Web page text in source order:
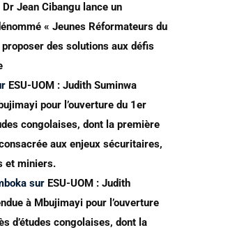
Jean Cibangu lance un
« Jeunes Réformateurs du
proposer des solutions aux défis
ESU-UOM : Judith Suminwa
pour l’ouverture du 1er
congolaises, dont la première
aux enjeux sécuritaires,
et miniers.
sur ESU-UOM : Judith
à Mbujimayi pour l’ouverture
d’études congolaises, dont la